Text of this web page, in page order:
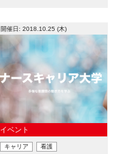
開催日: 2018.10.25 (木)
イベント
キャリア 看護